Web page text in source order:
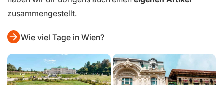
zusammengestellt.
Wie viel Tage in Wien?